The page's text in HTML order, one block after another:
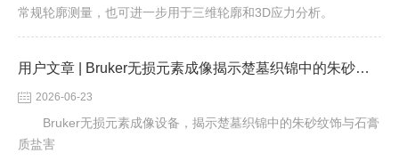
常规轮廓测量，也可进一步用于三维轮廓和3D应力分析。
用户文章 | Bruker无损元素成像揭示楚墓织锦中的朱砂纹饰与石膏质盐害
2026-06-23
Bruker无损元素成像设备，揭示楚墓织锦中的朱砂纹饰与石膏
质盐害